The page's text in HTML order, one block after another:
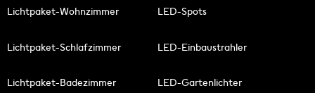
Lichtpaket-Wohnzimmer
Lichtpaket-Schlafzimmer
Lichtpaket-Badezimmer
LED-Spots
LED-Einbaustrahler
LED-Gartenlichter